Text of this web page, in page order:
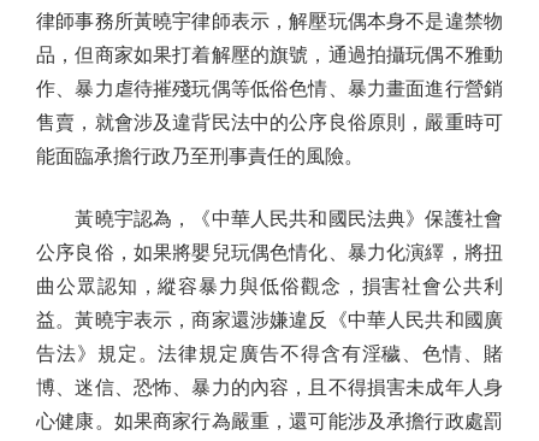
律師事務所黃曉宇律師表示，解壓玩偶本身不是違禁物
品，但商家如果打着解壓的旗號，通過拍攝玩偶不雅動
作、暴力虐待摧殘玩偶等低俗色情、暴力畫面進行營銷
售賣，就會涉及違背民法中的公序良俗原則，嚴重時可
能面臨承擔行政乃至刑事責任的風險。
黃曉宇認為，《中華人民共和國民法典》保護社會
公序良俗，如果將嬰兒玩偶色情化、暴力化演繹，將扭
曲公眾認知，縱容暴力與低俗觀念，損害社會公共利
益。黃曉宇表示，商家還涉嫌違反《中華人民共和國廣
告法》規定。法律規定廣告不得含有淫穢、色情、賭
博、迷信、恐怖、暴力的內容，且不得損害未成年人身
心健康。如果商家行為嚴重，還可能涉及承擔行政處罰